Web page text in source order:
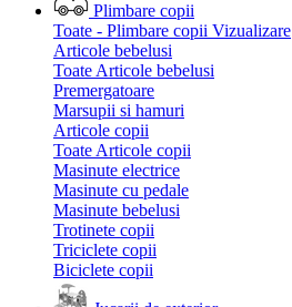
Plimbare copii
Toate - Plimbare copii Vizualizare
Articole bebelusi
Toate Articole bebelusi
Premergatoare
Marsupii si hamuri
Articole copii
Toate Articole copii
Masinute electrice
Masinute cu pedale
Masinute bebelusi
Trotinete copii
Triciclete copii
Biciclete copii